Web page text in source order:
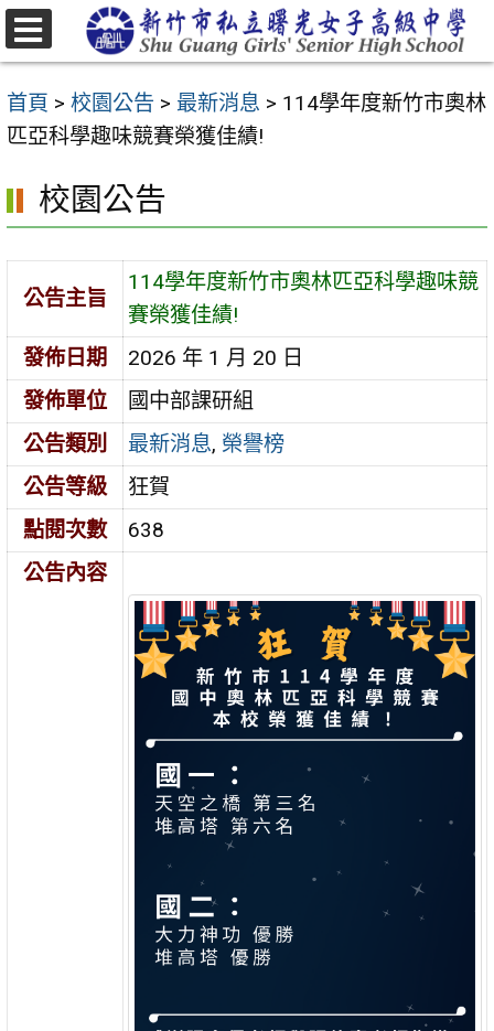
跳
至
要
內
區
首頁 > 校園公告 > 最新消息 > 114學年度新竹市奧林
匹亞科學趣味競賽榮獲佳績!
校園公告
公告主旨
114學年度新竹市奧林匹亞科學趣味競
賽榮獲佳績!
發佈日期
2026 年 1 月 20 日
發佈單位
國中部課研組
公告類別
最新消息, 榮譽榜
公告等級
狂賀
點閱次數
638
公告內容
選
單